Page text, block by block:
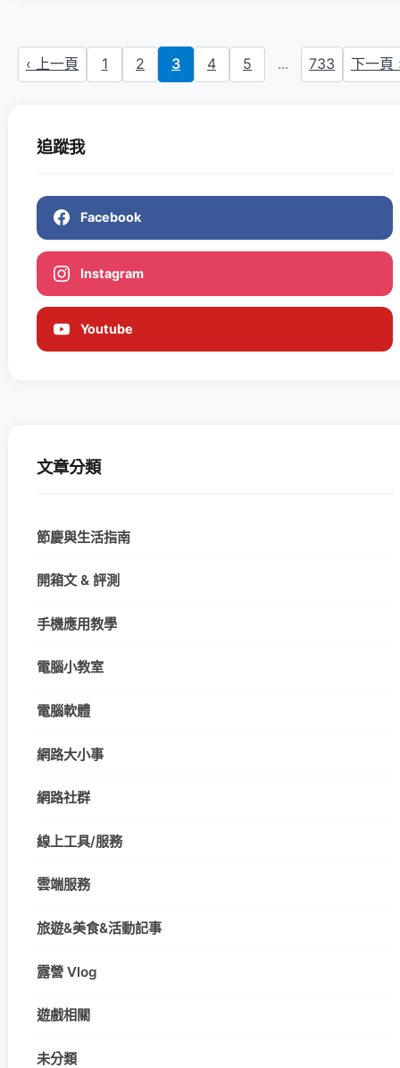
‹ 上一頁 1 2 3 4 5 ... 733 下一頁
追蹤我
Facebook
Instagram
Youtube
文章分類
節慶與生活指南
開箱文 & 評測
手機應用教學
電腦小教室
電腦軟體
網路大小事
網路社群
線上工具/服務
雲端服務
旅遊&美食&活動記事
露營 Vlog
遊戲相關
未分類